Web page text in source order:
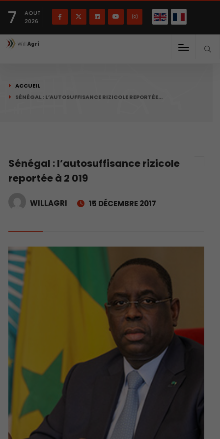
7
AOUT
2026
ACCUEIL
SÉNÉGAL : L’AUTOSUFFISANCE RIZICOLE REPORTÉE…
Sénégal : l’autosuffisance rizicole
reportée à 2 019
WILLAGRI 15 DÉCEMBRE 2017
Français English(English)